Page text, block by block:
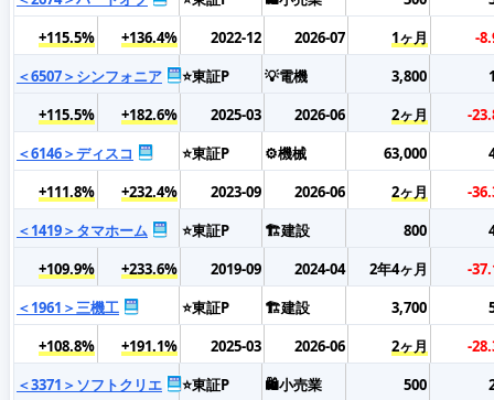
+115.5%
+136.4% 2022-12 2026-07 1ヶ月
-
＜6507＞シンフォニア
⭐東証P 💡電機 3,800
+115.5%
+182.6% 2025-03 2026-06 2ヶ月
-
＜6146＞ディスコ
⭐東証P ⚙️機械 63,000
+111.8%
+232.4% 2023-09 2026-06 2ヶ月
-
＜1419＞タマホーム
⭐東証P 🏗️建設 800
+109.9%
+233.6% 2019-09 2024-04 2年4ヶ月
-
＜1961＞三機工
⭐東証P 🏗️建設 3,700
+108.8%
+191.1% 2025-03 2026-06 2ヶ月
-
＜3371＞ソフトクリエ
⭐東証P 🛍️小売業 500